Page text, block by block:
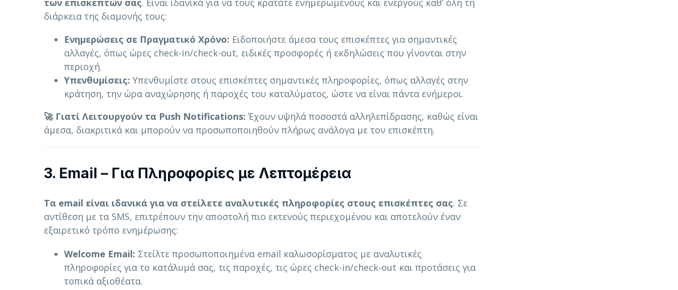
διάρκεια της διαμονής τους:
Ενημερώσεις σε Πραγματικό Χρόνο: Ειδοποιήστε άμεσα τους επισκέπτες για σημαντικές
αλλαγές, όπως ώρες check-in/check-out, ειδικές προσφορές ή εκδηλώσεις που γίνονται στην
περιοχή.
Υπενθυμίσεις: Υπενθυμίστε στους επισκέπτες σημαντικές πληροφορίες, όπως αλλαγές στην
κράτηση, την ώρα αναχώρησης ή παροχές του καταλύματος, ώστε να είναι πάντα ενήμεροι.
🚀 Γιατί Λειτουργούν τα Push Notifications: Έχουν υψηλά ποσοστά αλληλεπίδρασης, καθώς είναι
άμεσα, διακριτικά και μπορούν να προσωποποιηθούν πλήρως ανάλογα με τον επισκέπτη.
3. Email – Για Πληροφορίες με Λεπτομέρεια
Τα email είναι ιδανικά για να στείλετε αναλυτικές πληροφορίες στους επισκέπτες σας. Σε
αντίθεση με τα SMS, επιτρέπουν την αποστολή πιο εκτενούς περιεχομένου και αποτελούν έναν
εξαιρετικό τρόπο ενημέρωσης:
Welcome Email: Στείλτε προσωποποιημένα email καλωσορίσματος με αναλυτικές
πληροφορίες για το κατάλυμά σας, τις παροχές, τις ώρες check-in/check-out και προτάσεις για
τοπικά αξιοθέατα.